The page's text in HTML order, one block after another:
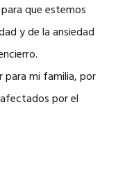
que estemos
y de la ansiedad
para mi familia, por
por el